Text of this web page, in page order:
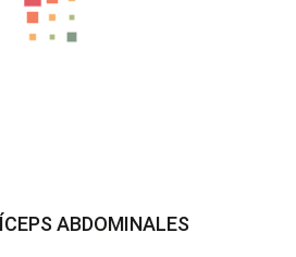
ABDOMINALES